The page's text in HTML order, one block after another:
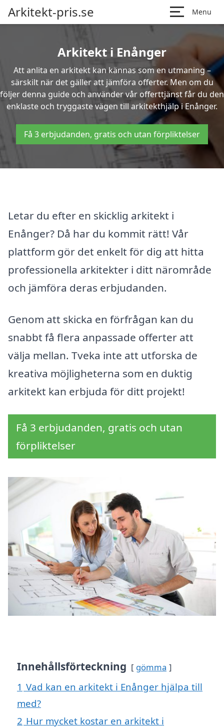
Arkitekt-pris.se Menu
Arkitekt i Enånger
Att anlita en arkitekt kan kännas som en utmaning –
särskilt när det gäller att jämföra offerter. Men om du
följer denna guide och använder vår offerttjänst får du den
enklaste och tryggaste vägen till arkitekthjälp i Enånger.
Få 3 erbjudanden, gratis och utan förpliktelser
Letar du efter en skicklig arkitekt i
Enånger? Då har du kommit rätt! Vår
plattform gör det enkelt för dig att hitta
professionella arkitekter i ditt närområde
och jämföra deras erbjudanden.
Genom att skicka en förfrågan kan du
snabbt få flera anpassade offerter att
välja mellan. Tveka inte att utforska de
kreativa möjligheterna som en duktig
arkitekt kan erbjuda för ditt projekt!
Få 3 erbjudanden, gratis och utan
förpliktelser
Innehållsförteckning gömma
1 Vad kan en arkitekt i Enånger hjälpa till
med?
2 Hur mycket kostar en arkitekt i